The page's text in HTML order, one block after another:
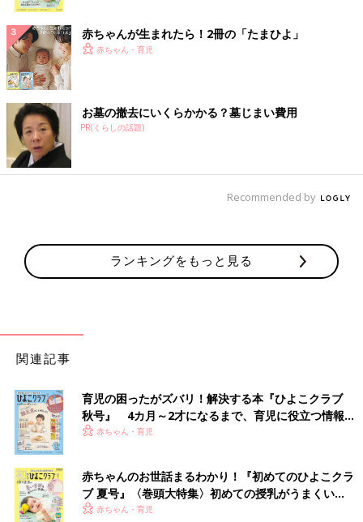
出典：Instagramアカウント「zuuu.uuuna」
立体的なヘアバンドも付いているので、ミニーマウスが大好きな
お子さんも大喜びしそう♪ さらにこちらは綿100％素材なので、
ベビーでも安心して着られますね◎
着心地もかわいさも最高！長袖パジャマとミニーマ
ウスロンパース
赤ちゃんが生まれたら！2冊の「たまひよ」
赤ちゃん・育児
お墓の撤去にいくらかかる？墓じまい費用
PR(くらしの話題)
Recommended by
ランキングをもっと見る
関連記事
育児の困ったがズバリ！解決する本『ひよこクラブ
秋号』 4カ月～2才になるまで、育児に役立つ情報が
いっぱい！
赤ちゃん・育児
赤ちゃんのお世話まるわかり！『初めてのひよこクラ
ブ 夏号』〈巻頭大特集〉初めての授乳がうまくい
く！ おっぱい・ミルクの基本と夏のトラブル 解決テ
赤ちゃん・育児